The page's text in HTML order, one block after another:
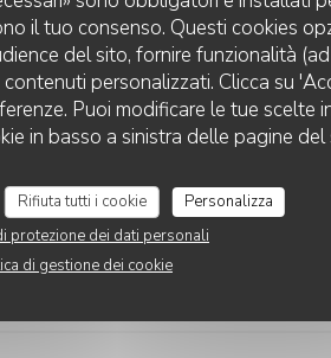
il tuo consenso. Questi cookies
del sito, fornire funzionalità
personalizzati. Clicca su
Puoi modificare le tue scelte
in basso a sinistra delle pagine del
Rifiuta tutti i cookie
Personalizza
protezione dei dati personali
di gestione dei cookie
/5 Atmosfera: 5/5 Cucina: 5 /5 Qualità / Prezzo
personnel attentionné et réactif !! On